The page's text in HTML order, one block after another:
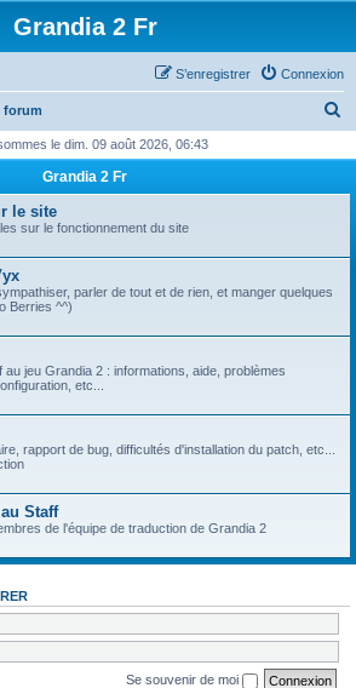
Grandia 2 Fr
Connexion
S’enregistrer
forum
h
r
e
le dim. 09 août 2026, 06:43
Grandia 2 Fr
le site
sur le fonctionnement du site
parler de tout et de rien, et manger quelques
Berries ^^)
au jeu Grandia 2 : informations, aide, problèmes
etc...
rapport de bug, difficultés d'installation du patch, etc...
Staff
de l'équipe de traduction de Grandia 2
Se souvenir de moi